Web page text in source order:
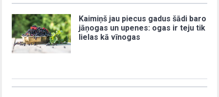
Kaimiņš jau piecus gadus šādi baro
jāņogas un upenes: ogas ir teju tik
lielas kā vīnogas